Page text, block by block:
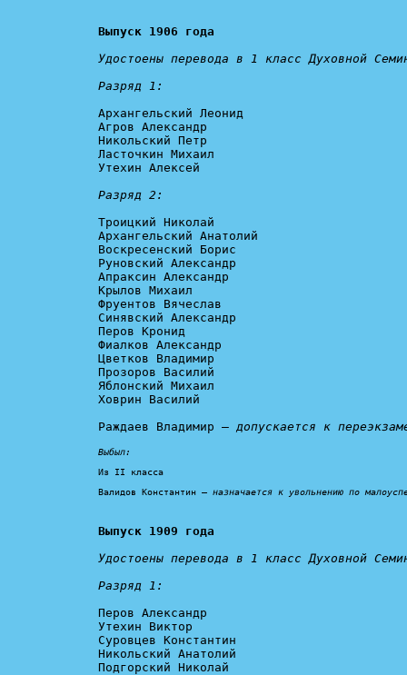
Выпуск 1906 года
Удостоены перевода в 1 класс Духовной
Разряд 1:
Архангельский Леонид
Агров Александр
Никольский Петр
Ласточкин Михаил
Утехин Алексей
Разряд 2:
Троицкий Николай
Архангельский Анатолий
Воскресенский Борис
Руновский Александр
Апраксин Александр
Крылов Михаил
Фруентов Вячеслав
Синявский Александр
Перов Кронид
Фиалков Александр
Цветков Владимир
Прозоров Василий
Яблонский Михаил
Ховрин Василий
Раждаев Владимир – допускается к
Выбыл:
Из II класса
Валидов Константин – назначается к увольнению по
Выпуск 1909 года
Удостоены перевода в 1 класс Духовной
Разряд 1:
Перов Александр
Утехин Виктор
Суровцев Константин
Никольский Анатолий
Подгорский Николай